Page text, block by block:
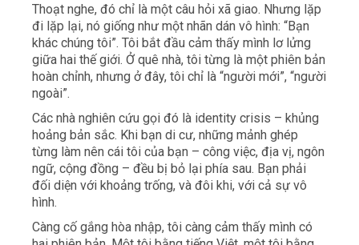
Thoạt nghe, đó chỉ là một câu hỏi xã giao. Nhưng lặp
đi lặp lại, nó giống như một nhãn dán vô hình: “Bạn
khác chúng tôi”. Tôi bắt đầu cảm thấy mình lơ lửng
giữa hai thế giới. Ở quê nhà, tôi từng là một phiên bản
hoàn chỉnh, nhưng ở đây, tôi chỉ là “người mới”, “người
ngoài”.
Các nhà nghiên cứu gọi đó là identity crisis – khủng
hoảng bản sắc. Khi bạn di cư, những mảnh ghép
từng làm nên cái tôi của bạn – công việc, địa vị, ngôn
ngữ, cộng đồng – đều bị bỏ lại phía sau. Bạn phải
đối diện với khoảng trống, và đôi khi, với cả sự vô
hình.
Càng cố gắng hòa nhập, tôi càng cảm thấy mình có